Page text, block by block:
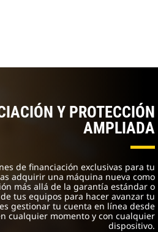
Y PROTECCIÓN
AMPLIADA
de financiación exclusivas para tu
adquirir una máquina nueva como
más allá de la garantía estándar o
tus equipos para hacer avanzar tu
gestionar tu cuenta en línea desde
cualquier momento y con cualquier
dispositivo.